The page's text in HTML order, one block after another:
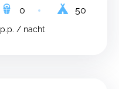
0
50
p.p. / nacht